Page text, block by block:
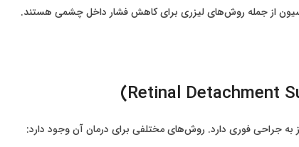
از جمله روش‌های لیزری برای کاهش فشار داخل چشمی هستند.
فوری دارد. روش‌های مختلفی برای درمان آن وجود دارد: